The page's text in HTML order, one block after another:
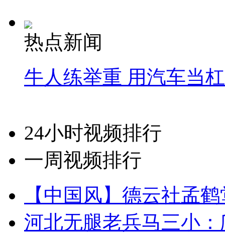
热点新闻
牛人练举重 用汽车当
24小时视频排行
一周视频排行
【中国风】德云社孟
河北无腿老兵马三小